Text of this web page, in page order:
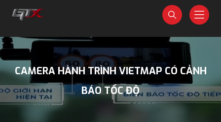
CAMERA HÀNH TRÌNH VIETMAP CÓ CẢNH
BÁO TỐC ĐỘ